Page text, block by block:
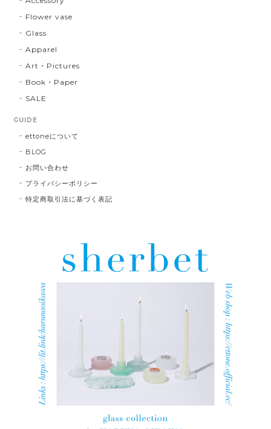
Flower vase
Glass
Apparel
Art・Pictures
Book・Paper
SALE
GUIDE
ettoneについて
BLOG
お問い合わせ
プライバシーポリシー
特定商取引法に基づく表記